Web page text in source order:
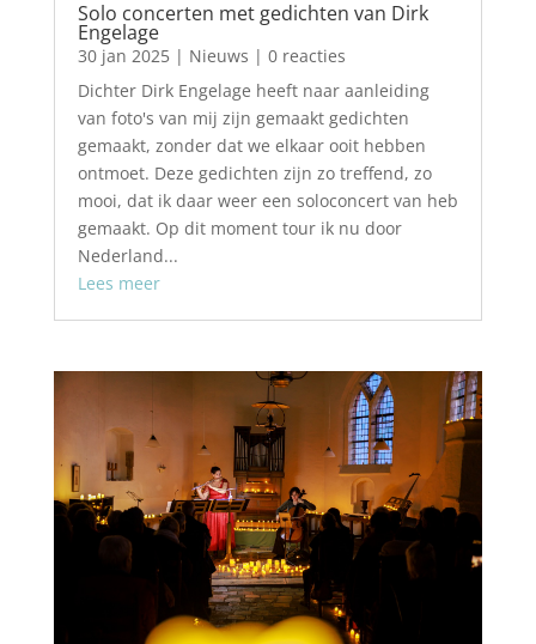
Solo concerten met gedichten van Dirk
Engelage
30 jan 2025| Nieuws | 0 reacties
Dichter Dirk Engelage heeft naar aanleiding
van foto's van mij zijn gemaakt gedichten
gemaakt, zonder dat we elkaar ooit hebben
ontmoet. Deze gedichten zijn zo treffend, zo
mooi, dat ik daar weer een soloconcert van heb
gemaakt. Op dit moment tour ik nu door
Nederland...
Lees meer